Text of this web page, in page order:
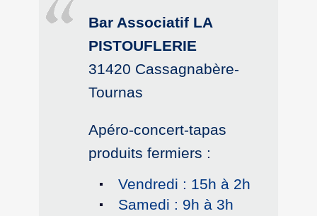
Bar Associatif LA
PISTOUFLERIE
31420 Cassagnabère-
Tournas
Apéro-concert-tapas
produits fermiers :
Vendredi : 15h à 2h
Samedi : 9h à 3h